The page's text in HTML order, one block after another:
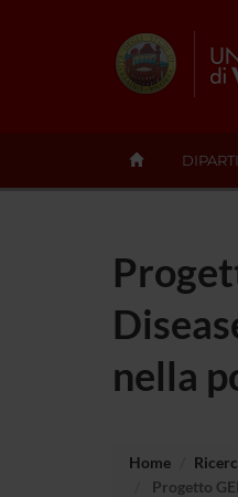
nella
Home
Progetto